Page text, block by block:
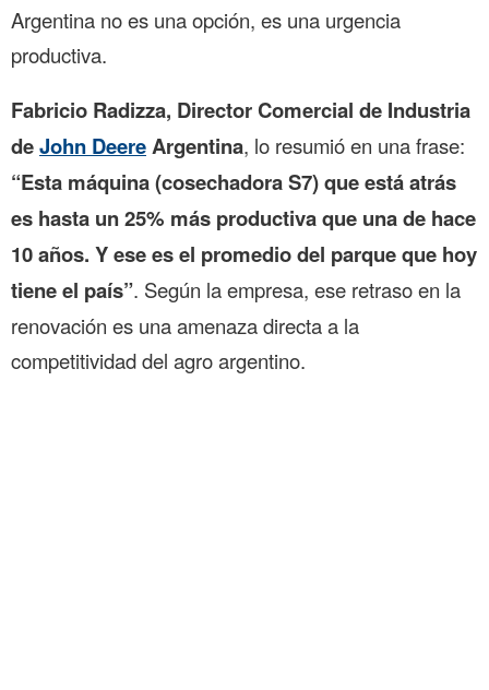
Argentina no es una opción, es una urgencia
productiva.
Fabricio Radizza, Director Comercial de Industria
deJohn DeereArgentina, lo resumió en una frase:
“Esta máquina (cosechadora S7) que está atrás
es hasta un 25% más productiva que una de hace
10 años. Y ese es el promedio del parque que hoy
tiene el país”. Según la empresa, ese retraso en la
renovación es una amenaza directa a la
competitividad del agro argentino.